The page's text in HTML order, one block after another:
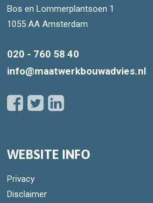
Bos en Lommerplantsoen 1
1055 AA Amsterdam
020 - 760 58 40
info@maatwerkbouwadvies.nl
WEBSITE INFO
Privacy
Disclaimer